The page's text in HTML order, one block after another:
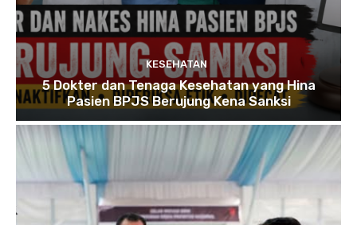
KESEHATAN
5 Dokter dan Tenaga Kesehatan yang Hina
Pasien BPJS Berujung Kena Sanksi